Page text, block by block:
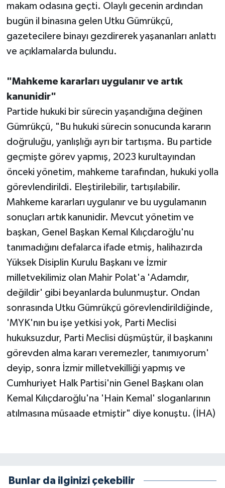
makam odasına geçti. Olaylı gecenin ardından
bugün il binasına gelen Utku Gümrükçü,
gazetecilere binayı gezdirerek yaşananları anlattı
ve açıklamalarda bulundu.
"Mahkeme kararları uygulanır ve artık
kanunidir"
Partide hukuki bir sürecin yaşandığına değinen
Gümrükçü, "Bu hukuki sürecin sonucunda kararın
doğruluğu, yanlışlığı ayrı bir tartışma. Bu partide
geçmişte görev yapmış, 2023 kurultayından
önceki yönetim, mahkeme tarafından, hukuki yolla
görevlendirildi. Eleştirilebilir, tartışılabilir.
Mahkeme kararları uygulanır ve bu uygulamanın
sonuçları artık kanunidir. Mevcut yönetim ve
başkan, Genel Başkan Kemal Kılıçdaroğlu'nu
tanımadığını defalarca ifade etmiş, halihazırda
Yüksek Disiplin Kurulu Başkanı ve İzmir
milletvekilimiz olan Mahir Polat'a 'Adamdır,
değildir' gibi beyanlarda bulunmuştur. Ondan
sonrasında Utku Gümrükçü görevlendirildiğinde,
'MYK'nın bu işe yetkisi yok, Parti Meclisi
hukuksuzdur, Parti Meclisi düşmüştür, il başkanını
görevden alma kararı veremezler, tanımıyorum'
deyip, sonra İzmir milletvekilliği yapmış ve
Cumhuriyet Halk Partisi'nin Genel Başkanı olan
Kemal Kılıçdaroğlu'na 'Hain Kemal' sloganlarının
atılmasına müsaade etmiştir" diye konuştu. (İHA)
Bunlar da ilginizi çekebilir